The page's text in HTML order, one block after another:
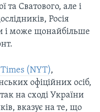
та Сватового, але і
Росія
і може щонайбільше
(NYT),
офіційних осіб,
на сході України
вказує на те, що